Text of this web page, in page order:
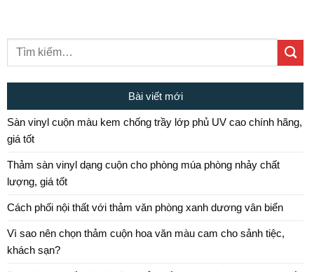
Bài viết mới
Sàn vinyl cuộn màu kem chống trầy lớp phủ UV cao chính hãng,
giá tốt
Thảm sàn vinyl dạng cuộn cho phòng múa phòng nhảy chất
lượng, giá tốt
Cách phối nội thất với thảm văn phòng xanh dương vân biển
Vì sao nên chọn thảm cuộn hoa văn màu cam cho sảnh tiệc,
khách sạn?